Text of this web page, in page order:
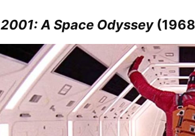
2001: A Space Odyssey